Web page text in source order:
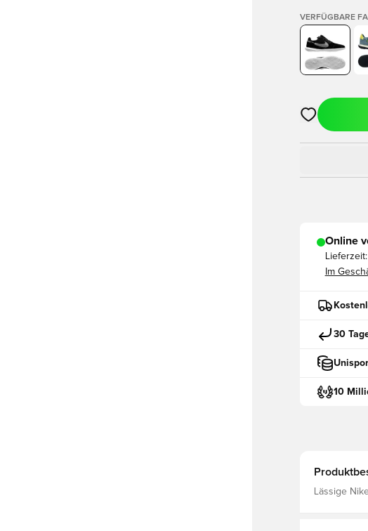
VERFÜGBARE
Öffnet ein
Online
Lieferzeit:
Im
30
10
Lässige